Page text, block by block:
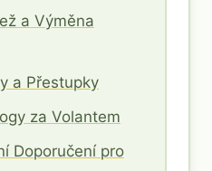
a Výměna
a Přestupky
za Volantem
Doporučení pro